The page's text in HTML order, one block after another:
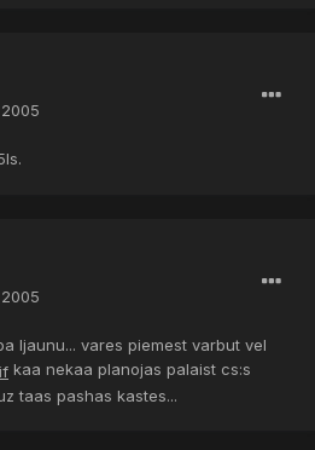
ljaunu... vares piemest varbut vel
kaa nekaa planojas palaist cs:s
taas pashas kastes...